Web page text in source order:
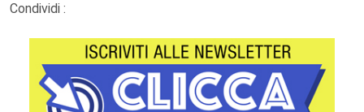
Condividi :